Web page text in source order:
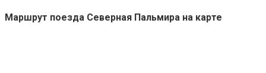
Маршрут поезда Северная Пальмира на карте